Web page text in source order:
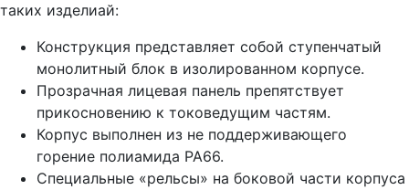
таких изделиай:
Конструкция представляет собой ступенчатый
монолитный блок в изолированном корпусе.
Прозрачная лицевая панель препятствует
прикосновению к токоведущим частям.
Корпус выполнен из не поддерживающего
горение полиамида PA66.
Специальные «рельсы» на боковой части корпуса